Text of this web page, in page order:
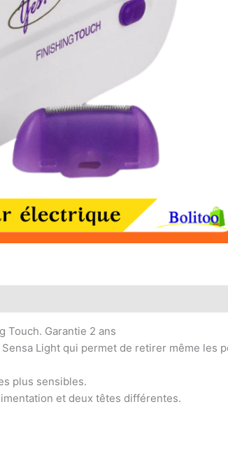
Touch. Garantie 2 ans
Light qui permet de retirer même les
plus sensibles.
et deux têtes différentes.